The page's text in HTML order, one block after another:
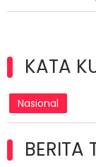
KATA
Nasional
BERITA